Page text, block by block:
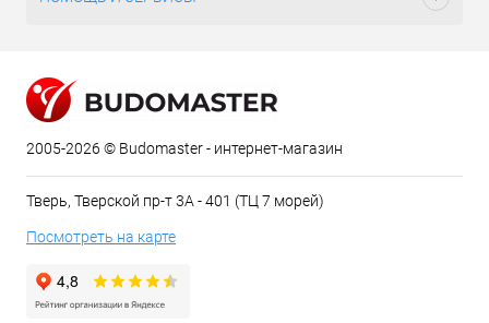
2005-2026 © Budomaster - интернет-магазин
Тверь, Тверской пр-т 3А - 401 (ТЦ 7 морей)
Посмотреть на карте